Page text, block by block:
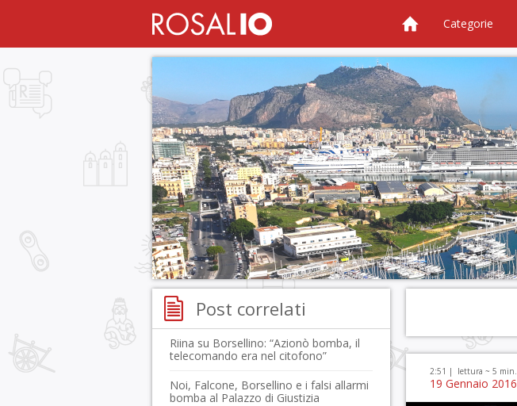
Categorie
2:51 | lettura ~ 5 min.
19 Gennaio 2016
Post correlati
Riina su Borsellino: “Azionò bomba, il
telecomando era nel citofono”
Noi, Falcone, Borsellino e i falsi allarmi
bomba al Palazzo di Giustizia